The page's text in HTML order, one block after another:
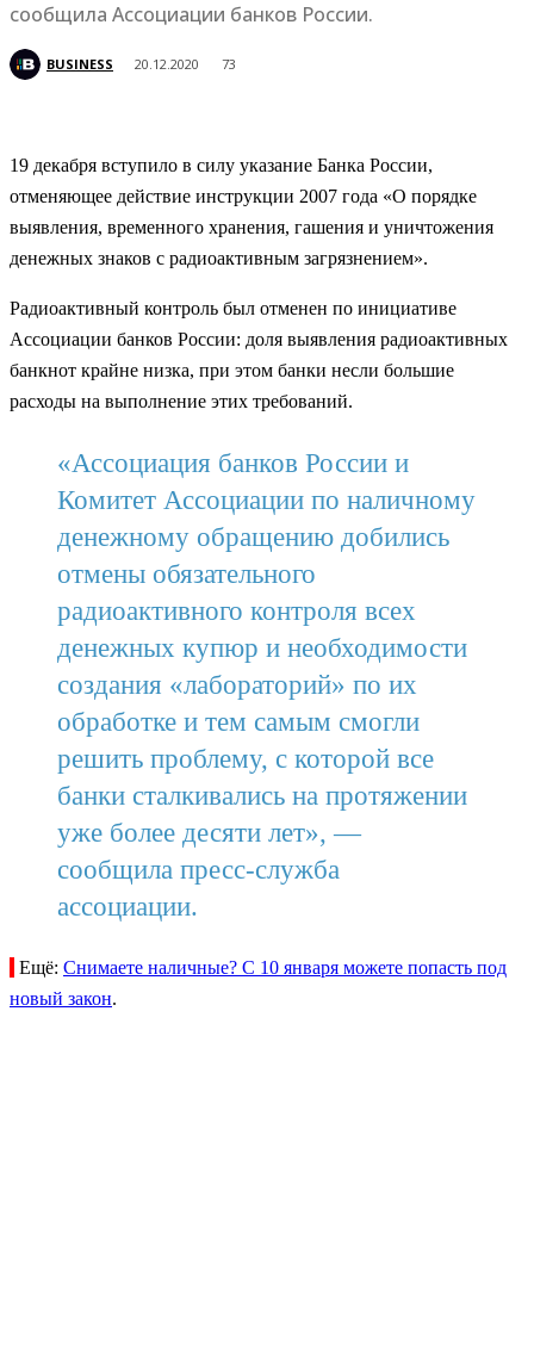
сообщила Ассоциации банков России.
BUSINESS 20.12.2020 73
19 декабря вступило в силу указание Банка России,
отменяющее действие инструкции 2007 года «О порядке
выявления, временного хранения, гашения и уничтожения
денежных знаков с радиоактивным загрязнением».
Радиоактивный контроль был отменен по инициативе
Ассоциации банков России: доля выявления радиоактивных
банкнот крайне низка, при этом банки несли большие
расходы на выполнение этих требований.
«Ассоциация банков России и
Комитет Ассоциации по наличному
денежному обращению добились
отмены обязательного
радиоактивного контроля всех
денежных купюр и необходимости
создания «лабораторий» по их
обработке и тем самым смогли
решить проблему, с которой все
банки сталкивались на протяжении
уже более десяти лет», —
сообщила пресс-служба
ассоциации.
Ещё: Снимаете наличные? С 10 января можете попасть под
новый закон.